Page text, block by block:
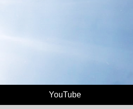
YouTube